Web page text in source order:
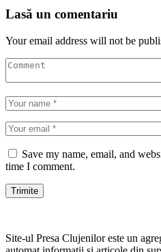
Lasă un comentariu
Your email address will not be
Save my name, email, and
time I comment.
Site-ul Presa Clujenilor este un